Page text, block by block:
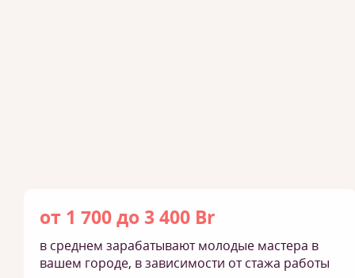
от 1 700 до 3 400 Br
в среднем зарабатывают молодые мастера в
вашем городе, в зависимости от стажа работы